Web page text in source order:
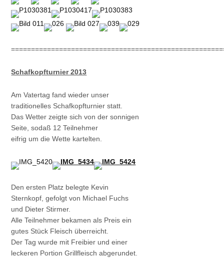
Schafkopfturnier 2013
Am Vatertag fand wieder unser
traditionelles Schafkopfturnier statt.
Das Wetter zeigte sich von der sonnigen
Seite, sodaß 12 Teilnehmer
eifrig um die Wette kartelten.
Den ersten Platz belegte Kevin
Sternkopf, gefolgt von Michael Fuchs
und Dieter Stirmer.
Alle Teilnehmer bekamen als Preis ein
gutes Stück Fleisch überreicht.
Der Tag wurde mit Freibier und einer
leckeren Portion Grillfleisch abgerundet.